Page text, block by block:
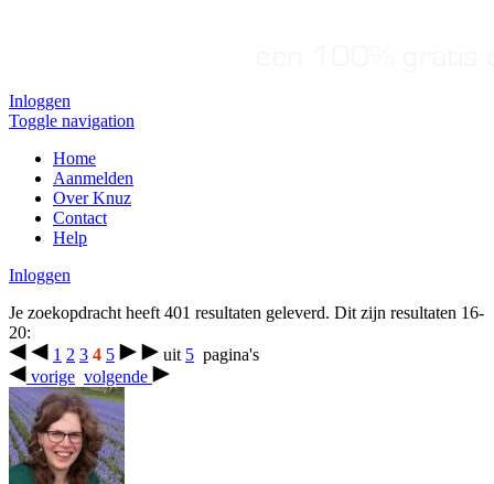
Inloggen
Toggle navigation
Home
Aanmelden
Over Knuz
Contact
Help
Inloggen
Je zoekopdracht heeft 401 resultaten geleverd. Dit zijn resultaten 16-
20:
1 2 3 4 5 uit 5 pagina's
vorige volgende